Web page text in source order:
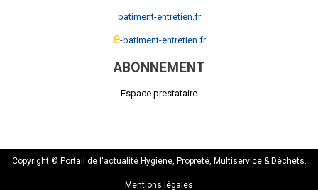
batiment-entretien.fr
e-batiment-entretien.fr
ABONNEMENT
Espace prestataire
Copyright © Portail de l'actualité Hygiène, Propreté, Multiservice & Déchets.
Mentions légales